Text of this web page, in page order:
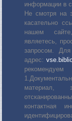
информации в
Не смотря на
касательно
нашем
являетесь,
запросом.
адрес:
материал,
контактная